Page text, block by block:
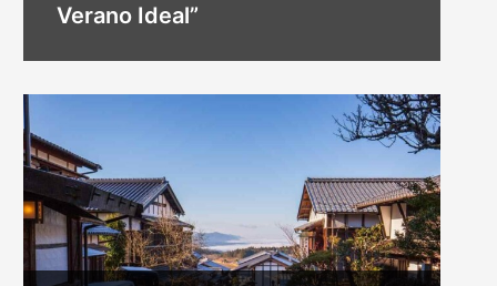
Verano Ideal”